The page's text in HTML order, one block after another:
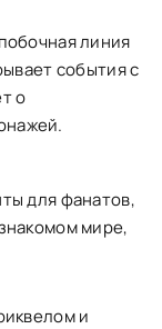
линия
события с
о
для фанатов,
мире,
и